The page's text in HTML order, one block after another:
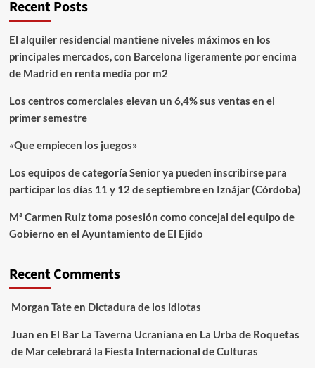
Recent Posts
El alquiler residencial mantiene niveles máximos en los
principales mercados, con Barcelona ligeramente por encima
de Madrid en renta media por m2
Los centros comerciales elevan un 6,4% sus ventas en el
primer semestre
«Que empiecen los juegos»
Los equipos de categoría Senior ya pueden inscribirse para
participar los días 11 y 12 de septiembre en Iznájar (Córdoba)
Mª Carmen Ruiz toma posesión como concejal del equipo de
Gobierno en el Ayuntamiento de El Ejido
Recent Comments
Morgan Tateen Dictadura de los idiotas
Juan en El Bar La Taverna Ucraniana en La Urba de Roquetas
de Mar celebrará la Fiesta Internacional de Culturas